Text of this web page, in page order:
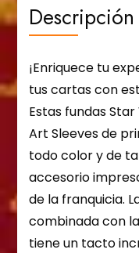
Descripción
¡Enriquece tu
tus cartas con
Estas fundas
Art Sleeves de
todo color y de
accesorio
de la franquicia.
combinada con
tiene un tacto